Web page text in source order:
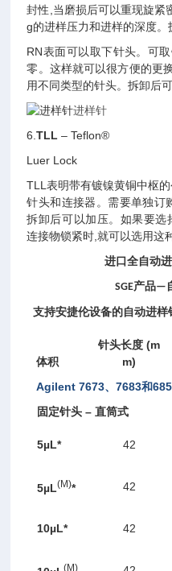
封性,当磨损后可以重现旋紧
g的进样压力和进样的深度
RN表面可以取下针头。可
零。这样就可以很方便的更
用不同类型的针头。拆卸后可
进样针
6.TLL– Teflon®
Luer Lock
TLL表明带有镀镍黄铜中枢
针头和连接器。需要单独订
拆卸后可以加压。如果要
连接物锁紧时,就可以选用这
进口全自动
SGE产品—
支持安捷伦设备的自动进样
体积
针头长度 (m
m)
Agilent7673、7683和
固定针头 –直筒式
5µL* 42
5µL(M)* 42
10µL* 42
(M)